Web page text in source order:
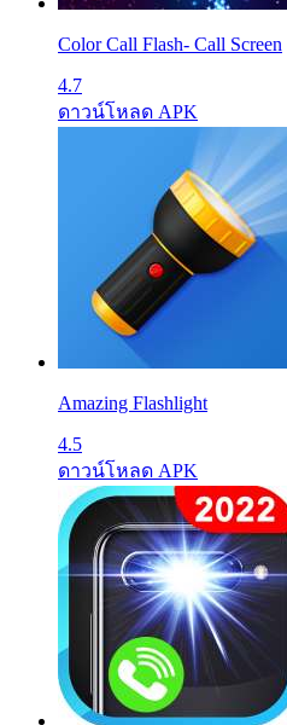
Color Call Flash- Call Screen
4.7
ดาวน์โหลด APK
Amazing Flashlight
4.5
ดาวน์โหลด APK